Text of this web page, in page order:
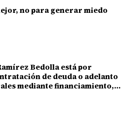
no para generar miedo
de deuda o adelanto
mediante financiamiento,